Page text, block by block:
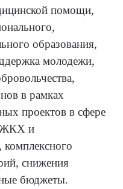
помощи,
образования,
молодежи,
в рамках
проектов в сфере
ЖКХ и
комплексного
снижения
бюджеты.